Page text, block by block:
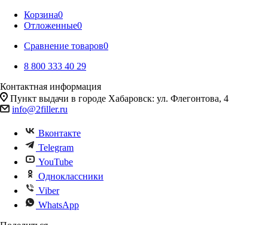
Корзина0
Отложенные0
Сравнение товаров0
8 800 333 40 29
Контактная информация
Пункт выдачи в городе Хабаровск: ул. Флегонтова, 4
info@2filler.ru
Вконтакте
Telegram
YouTube
Одноклассники
Viber
WhatsApp